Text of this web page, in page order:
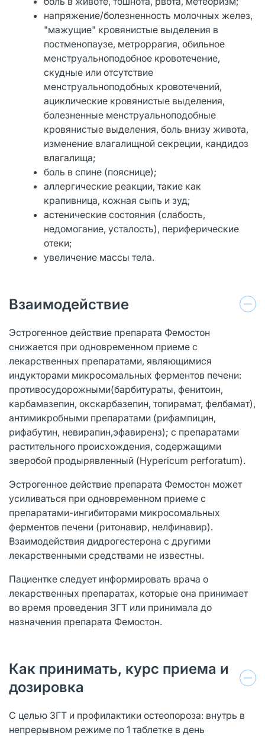
напряжение/болезненность молочных желез,
"мажущие" кровянистые выделения в
постменопаузе, метроррагия, обильное
менструальноподобное кровотечение,
скудные или отсутствие
менструальноподобных кровотечений,
ациклические кровянистые выделения,
болезненные менструальноподобные
кровянистые выделения, боль внизу живота,
изменение влагалищной секреции, кандидоз
влагалища;
боль в спине (пояснице);
аллергические реакции, такие как
крапивница, кожная сыпь и зуд;
астенические состояния (слабость,
недомогание, усталость), периферические
отеки;
увеличение массы тела.
Взаимодействие
Эстрогенное действие препарата Фемостон
снижается при одновременном приеме с
лекарственных препаратами, являющимися
индукторами микросомальных ферментов печени:
противосудорожными(барбитураты, фенитоин,
карбамазепин, окскарбазепин, топирамат, фелбамат),
антимикробными препаратами (рифампицин,
рифабутин, невирапин,эфавиренз); с препаратами
растительного происхождения, содержащими
зверобой продырявленный (Hypericum perforatum).
Эстрогенное действие препарата Фемостон может
усиливаться при одновременном приеме с
препаратами-ингибиторами микросомальных
ферментов печени (ритонавир, нелфинавир).
Взаимодействия дидрогестерона с другими
лекарственными средствами не известны.
Пациентке следует информировать врача о
лекарственных препаратах, которые она принимает
во время проведения ЗГТ или принимала до
назначения препарата Фемостон.
Как принимать, курс приема и
дозировка
С целью ЗГТ и профилактики остеопороза: внутрь в
непрерывном режиме по 1 таблетке в день